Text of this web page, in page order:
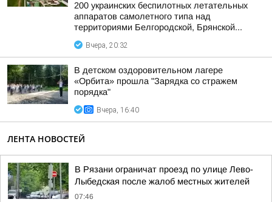
200 украинских беспилотных летательных
аппаратов самолетного типа над
территориями Белгородской, Брянской...
Вчера, 20:32
В детском оздоровительном лагере
«Орбита» прошла "Зарядка со стражем
порядка"
Вчера, 16:40
ЛЕНТА НОВОСТЕЙ
В Рязани ограничат проезд по улице Лево-
Лыбедская после жалоб местных жителей
07:46